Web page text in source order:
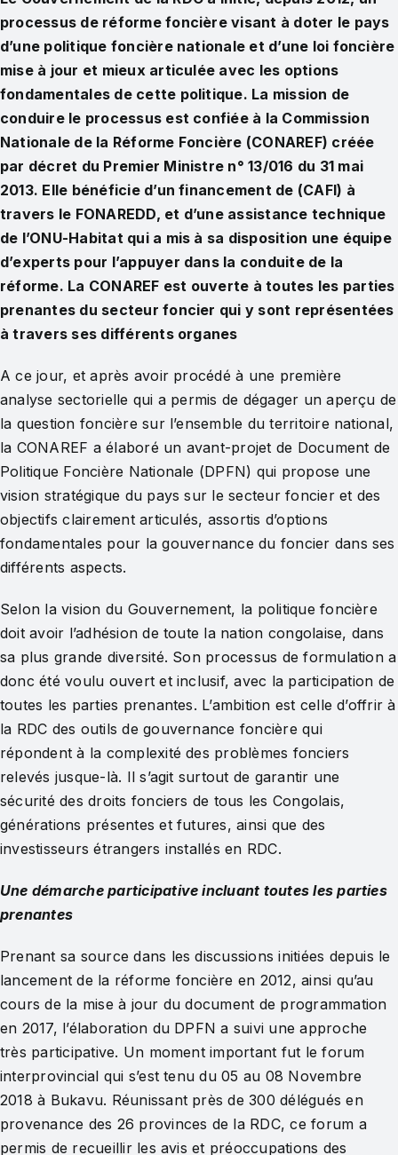
processus de réforme foncière visant à doter le pays
d’une politique foncière nationale et d’une loi foncière
mise à jour et mieux articulée avec les options
fondamentales de cette politique. La mission de
conduire le processus est confiée à la Commission
Nationale de la Réforme Foncière (CONAREF) créée
par décret du Premier Ministre n° 13/016 du 31 mai
2013. Elle bénéficie d’un financement de (CAFI) à
travers le FONAREDD, et d’une assistance technique
de l’ONU-Habitat qui a mis à sa disposition une équipe
d’experts pour l’appuyer dans la conduite de la
réforme. La CONAREF est ouverte à toutes les parties
prenantes du secteur foncier qui y sont représentées
à travers ses différents organes
A ce jour, et après avoir procédé à une première
analyse sectorielle qui a permis de dégager un aperçu de
la question foncière sur l’ensemble du territoire national,
la CONAREF a élaboré un avant-projet de Document de
Politique Foncière Nationale (DPFN) qui propose une
vision stratégique du pays sur le secteur foncier et des
objectifs clairement articulés, assortis d’options
fondamentales pour la gouvernance du foncier dans ses
différents aspects.
Selon la vision du Gouvernement, la politique foncière
doit avoir l’adhésion de toute la nation congolaise, dans
sa plus grande diversité. Son processus de formulation a
donc été voulu ouvert et inclusif, avec la participation de
toutes les parties prenantes. L’ambition est celle d’offrir à
la RDC des outils de gouvernance foncière qui
répondent à la complexité des problèmes fonciers
relevés jusque-là. Il s’agit surtout de garantir une
sécurité des droits fonciers de tous les Congolais,
générations présentes et futures, ainsi que des
investisseurs étrangers installés en RDC.
Une démarche participative incluant toutes les parties
prenantes
Prenant sa source dans les discussions initiées depuis le
lancement de la réforme foncière en 2012, ainsi qu’au
cours de la mise à jour du document de programmation
en 2017, l’élaboration du DPFN a suivi une approche
très participative. Un moment important fut le forum
interprovincial qui s’est tenu du 05 au 08 Novembre
2018 à Bukavu. Réunissant près de 300 délégués en
provenance des 26 provinces de la RDC, ce forum a
permis de recueillir les avis et préoccupations des